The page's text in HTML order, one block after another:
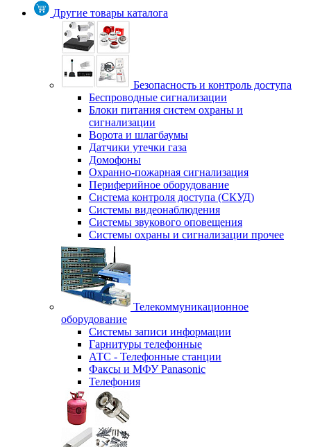
Другие товары каталога
Безопасность и контроль доступа
Беспроводные сигнализации
Блоки питания систем охраны и
сигнализации
Ворота и шлагбаумы
Датчики утечки газа
Домофоны
Охранно-пожарная сигнализация
Периферийное оборудование
Система контроля доступа (СКУД)
Системы видеонаблюдения
Системы звукового оповещения
Системы охраны и сигнализации прочее
Телекоммуникационное
оборудование
Системы записи информации
Гарнитуры телефонные
АТС - Телефонные станции
Факсы и МФУ Panasonic
Телефония